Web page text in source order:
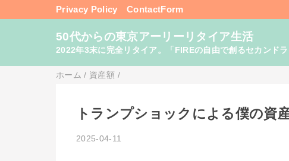
Privacy Policy ContactForm
50代からの東京アーリーリタイア生活
2022年3末に完全リタイア。「FIREの自由で創るセカン
ホーム / 資産額 /
トランプショックによる僕の資
2025-04-11